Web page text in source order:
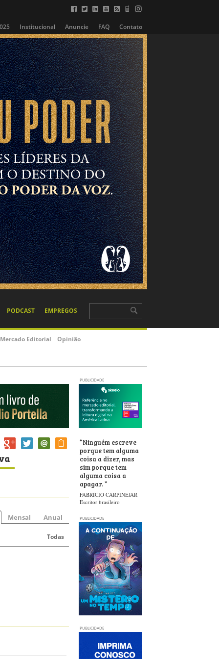
Institucional Anuncie FAQ Contato
PODCAST EMPREGOS
Mercado Editorial Opinião
PUBLICIDADE
Mensal Anual
Todas
“Ninguém escreve
porque tem alguma
coisa a dizer, mas
sim porque tem
alguma coisa a
apagar.”
FABRÍCIO CARPINEJAR
Escritor brasileiro
PUBLICIDADE
PUBLICIDADE